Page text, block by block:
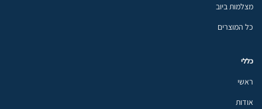
מצלמות ביוב
כל המוצרים
כללי
ראשי
אודות